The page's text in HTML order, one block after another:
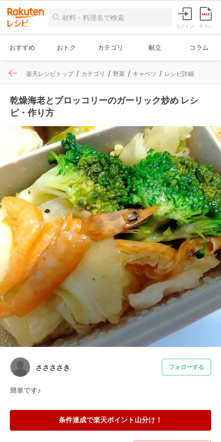
ログイン チラシ
おすすめ おトク カテゴリ 献立 コラム
楽天レシピトップ カテゴリ 野菜 キャベツ レシピ詳細
乾燥海老とブロッコリーのガーリック炒め レシ
ピ・作り方
ささささき フォローする
簡単です♪
条件達成で楽天ポイント山分け！